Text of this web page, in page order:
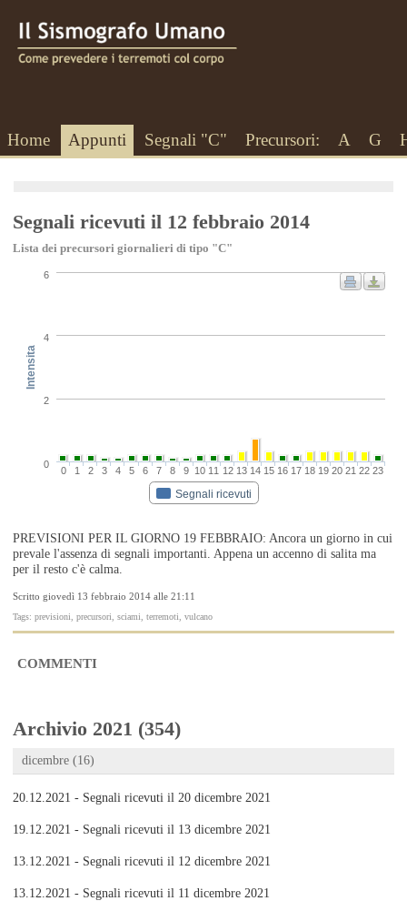
Home Appunti Segnali "C" Precursori: A G
Segnali ricevuti il 12 febbraio 2014
Lista dei precursori giornalieri di tipo "C"
Intensita
Segnali ricevuti
0 1 2 3 4 5 6 7 8 9 10 11 12 13 14 15 16 17 18 19 20 21 22 23
0
2
4
6
PREVISIONI PER IL GIORNO 19 FEBBRAIO: Ancora un giorno in cui
prevale l'assenza di segnali importanti. Appena un accenno di salita ma
per il resto c'è calma.
Scritto giovedì 13 febbraio 2014 alle 21:11
Tags: previsioni, precursori, sciami, terremoti, vulcano
COMMENTI
Archivio 2021 (354)
dicembre (16)
20.12.2021 - Segnali ricevuti il 20 dicembre 2021
19.12.2021 - Segnali ricevuti il 13 dicembre 2021
13.12.2021 - Segnali ricevuti il 12 dicembre 2021
13.12.2021 - Segnali ricevuti il 11 dicembre 2021